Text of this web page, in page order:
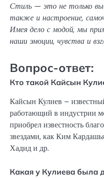
Стиль — это не только
также и настроение,
Имея дело с модой, мы
наши эмоции, чувства и
Вопрос-ответ:
Кто такой Кайсын
Кайсын Кулиев –
работающий в индустрии
приобрел известность
звездами, как Ким
Хадид и др.
Какая у Кулиева была